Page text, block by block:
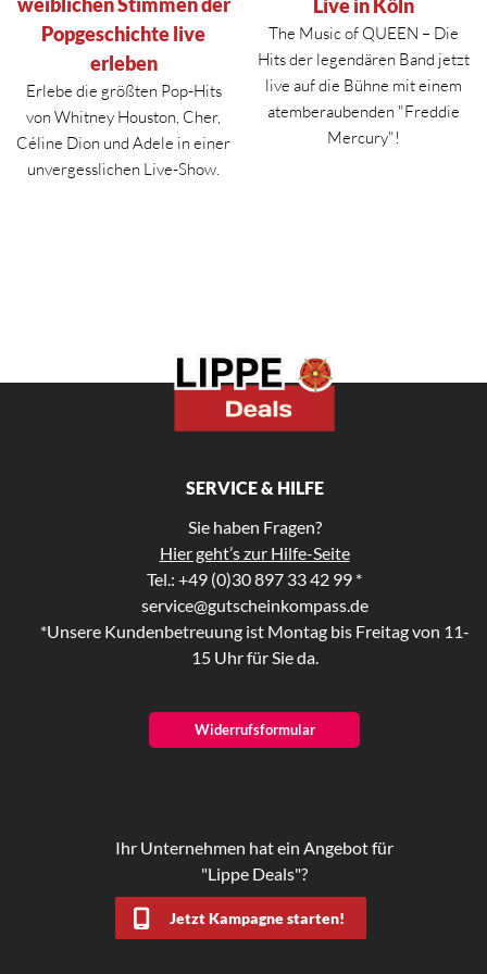
Popgeschichte live
erleben
Erlebe die größten Pop-Hits
von Whitney Houston, Cher,
Céline Dion und Adele in einer
unvergesslichen Live-Show.
Live in Köln
The Music of QUEEN – Die
Hits der legendären Band jetzt
live auf die Bühne mit einem
atemberaubenden "Freddie
Mercury"!
SERVICE & HILFE
Sie haben Fragen?
Hier geht’s zur Hilfe-Seite
Tel.: +49 (0)30 897 33 42 99 *
service@gutscheinkompass.de
*Unsere Kundenbetreuung ist Montag bis Freitag von 11-
15 Uhr für Sie da.
Widerrufsformular
Ihr Unternehmen hat ein Angebot für
"Lippe Deals"?
Jetzt Kampagne starten!